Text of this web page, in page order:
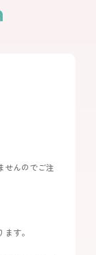
せんのでご注
す。